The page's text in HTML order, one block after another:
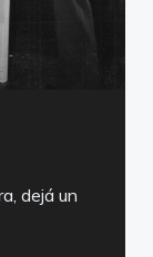
dejá un